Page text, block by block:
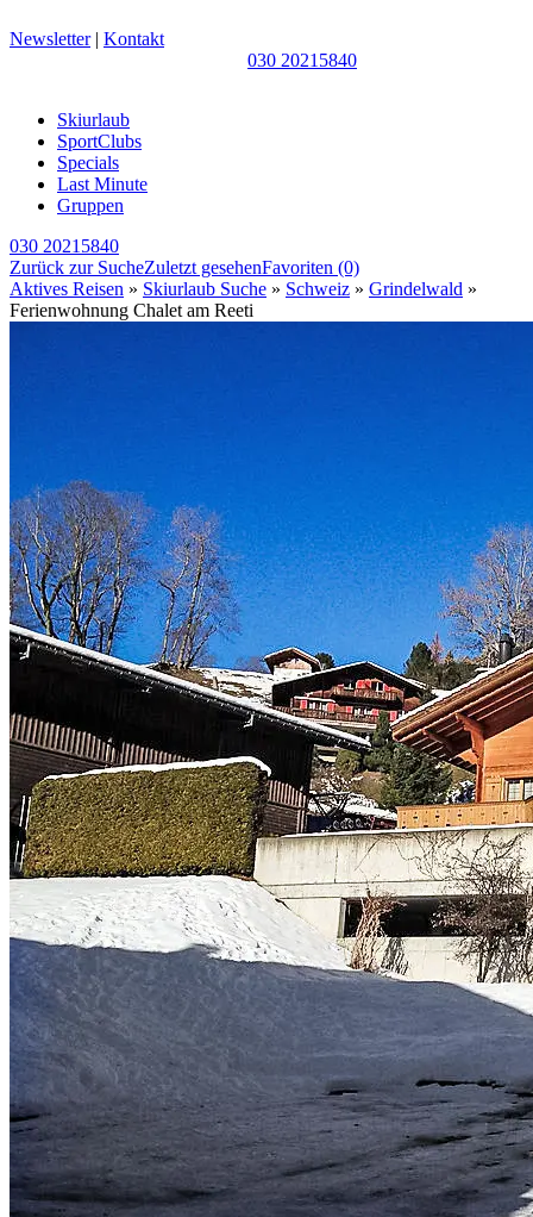
Newsletter| Kontakt
030 20215840
Skiurlaub
SportClubs
Specials
Last Minute
Gruppen
030 20215840
Zurück zur SucheZuletzt gesehenFavoriten (0)
Aktives Reisen » Skiurlaub Suche » Schweiz » Grindelwald »
Ferienwohnung Chalet am Reeti